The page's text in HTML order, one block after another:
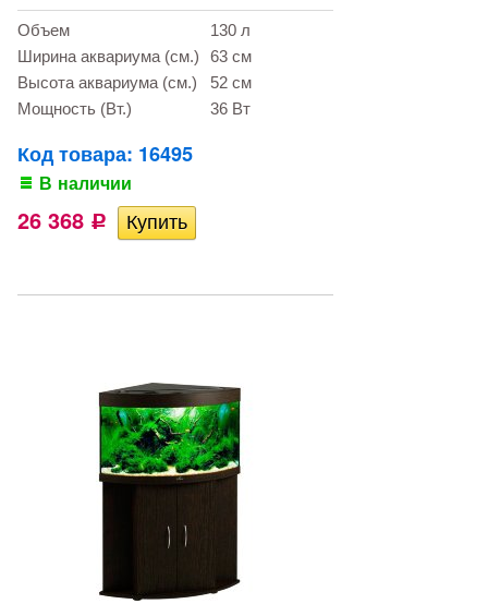
Объем
130 л
Ширина аквариума (см.)
63 см
Высота аквариума (см.)
52 см
Мощность (Вт.)
36 Вт
Код товара: 16495
В наличии
26 368 Р